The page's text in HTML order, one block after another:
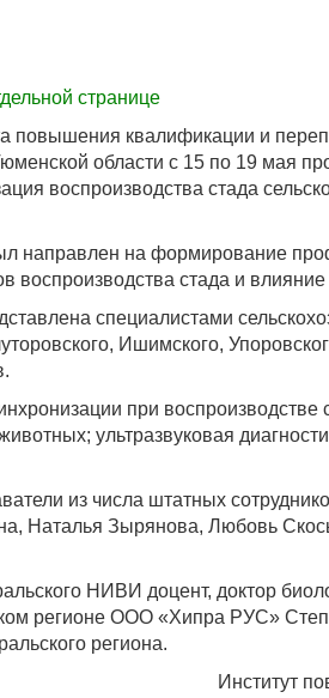
странице
повышения квалификации и
области с 15 по 19 мая
воспроизводства стада
направлен на формирование
воспроизводства стада и влияние
специалистами
Ишимского,
при
ультразвуковая
из числа штатных
Наталья Зырянова, Любовь
НИВИ доцент, доктор
регионе ООО «Хипра РУС»
региона.
Институт